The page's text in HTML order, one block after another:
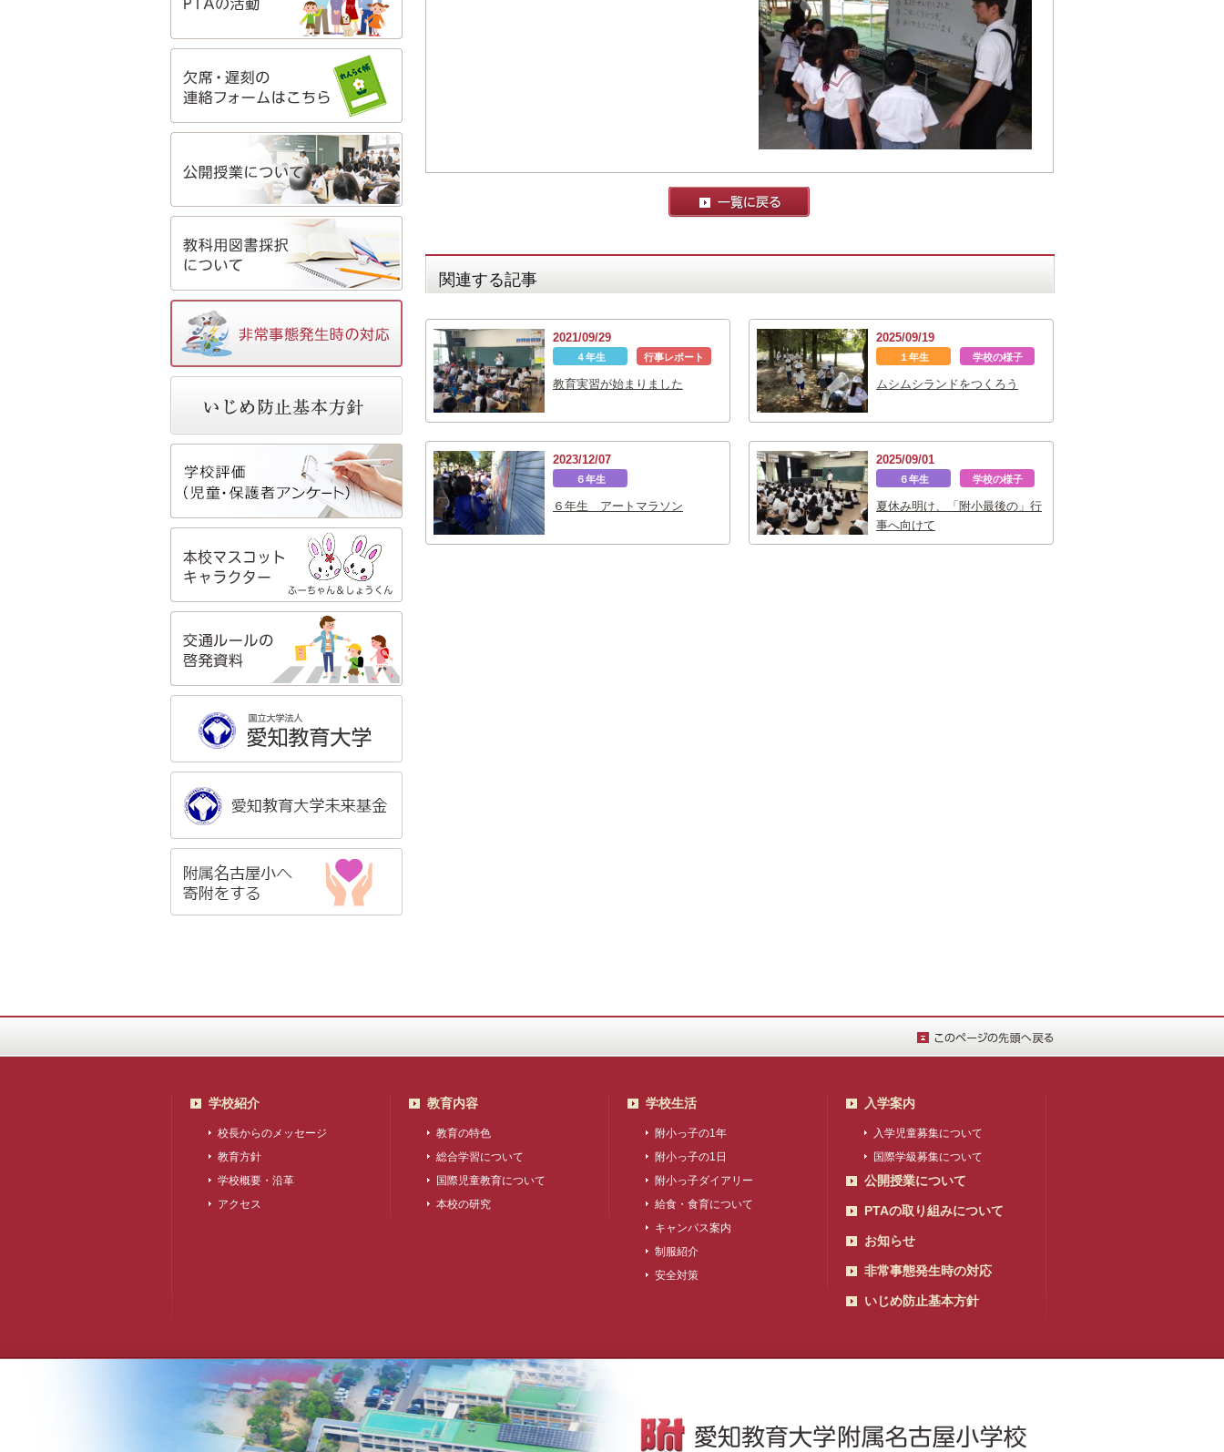
関連する記事
2021/09/29
４年生 行事レポート
教育実習が始まりました
2025/09/19
１年生 学校の様子
ムシムシランドをつくろう
2023/12/07
６年生
６年生 アートマラソン
2025/09/01
６年生 学校の様子
夏休み明け、「附小最後の」行
事へ向けて
学校紹介
校長からのメッセージ
教育方針
学校概要・沿革
アクセス
教育内容
教育の特色
総合学習について
国際児童教育について
本校の研究
学校生活
附小っ子の1年
附小っ子の1日
附小っ子ダイアリー
給食・食育について
キャンパス案内
制服紹介
安全対策
入学案内
入学児童募集について
国際学級募集について
公開授業について
PTAの取り組みについて
お知らせ
非常事態発生時の対応
いじめ防止基本方針